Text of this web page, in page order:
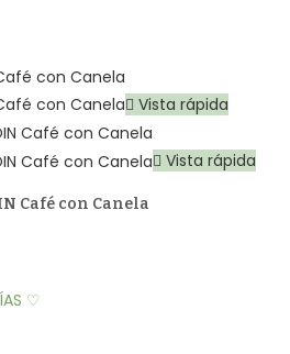
Vista rápida
Vista rápida
Café con Canela
♡